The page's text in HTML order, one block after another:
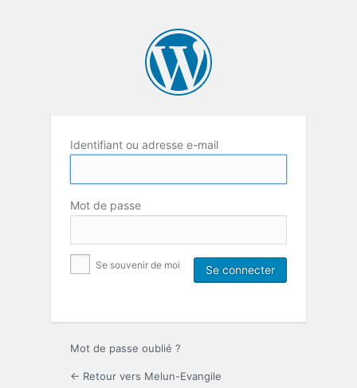
Identifiant ou adresse e-mail
Mot de passe
Se souvenir de moi
Mot de passe oublié ?
← Retour vers Melun-Evangile